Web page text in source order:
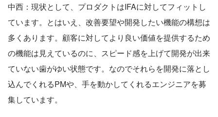
中西：現状として、プロダクトはIFAに対してフィットし
ています。とはいえ、改善要望や開発したい機能の構想は
多くあります。顧客に対してより良い価値を提供するため
の機能は見えているのに、スピード感を上げて開発が出来
ていない歯がゆい状態です。なのでそれらを開発に落とし
込んでくれるPMや、手を動かしてくれるエンジニアを募
集しています。